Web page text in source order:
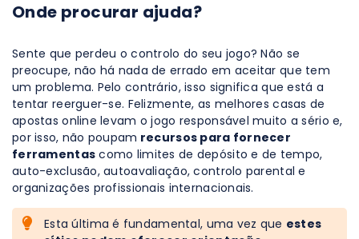
Onde procurar ajuda?
Sente que perdeu o controlo do seu jogo? Não se
preocupe, não há nada de errado em aceitar que tem
um problema. Pelo contrário, isso significa que está a
tentar reerguer-se. Felizmente, as melhores casas de
apostas online levam o jogo responsável muito a sério e,
por isso, não poupam recursos para fornecer
ferramentas como limites de depósito e de tempo,
auto-exclusão, autoavaliação, controlo parental e
organizações profissionais internacionais.
Esta última é fundamental, uma vez que estes